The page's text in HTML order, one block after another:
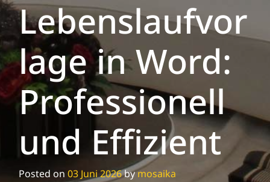
Lebenslaufvor
lage in Word:
Professionell
und Effizient
Posted on 03 Juni 2026bymosaika